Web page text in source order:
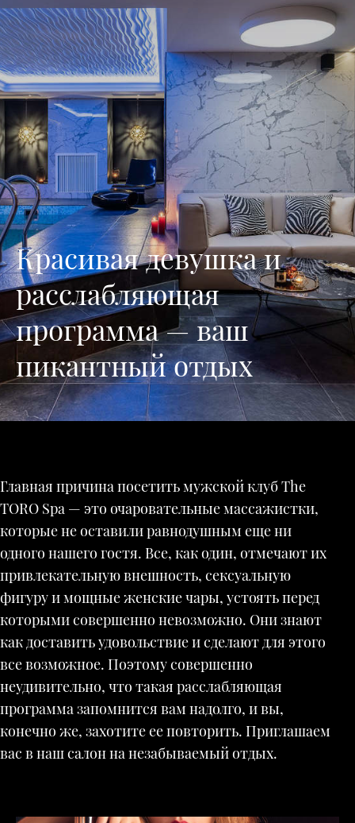
Красивая девушка и
расслабляющая
программа — ваш
пикантный отдых
Главная причина посетить мужской клуб The
TORO Spa — это очаровательные массажистки,
которые не оставили равнодушным еще ни
одного нашего гостя. Все, как один, отмечают их
привлекательную внешность, сексуальную
фигуру и мощные женские чары, устоять перед
которыми совершенно невозможно. Они знают
как доставить удовольствие и сделают для этого
все возможное. Поэтому совершенно
неудивительно, что такая расслабляющая
программа запомнится вам надолго, и вы,
конечно же, захотите ее повторить. Приглашаем
вас в наш салон на незабываемый отдых.